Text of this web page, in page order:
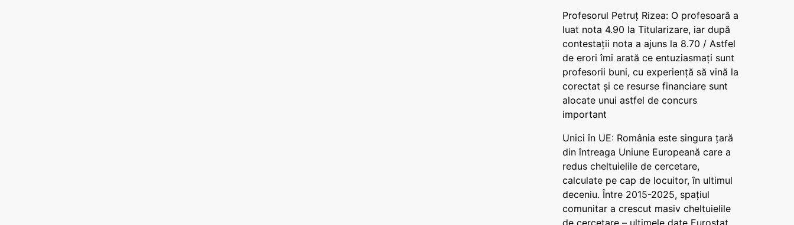
Profesorul Petruț Rizea: O profesoară a
luat nota 4.90 la Titularizare, iar după
contestații nota a ajuns la 8.70 / Astfel
de erori îmi arată ce entuziasmați sunt
profesorii buni, cu experiență să vină la
corectat și ce resurse financiare sunt
alocate unui astfel de concurs
important
Unici în UE: România este singura țară
din întreaga Uniune Europeană care a
redus cheltuielile de cercetare,
calculate pe cap de locuitor, în ultimul
deceniu. Între 2015-2025, spațiul
comunitar a crescut masiv cheltuielile
de cercetare – ultimele date Eurostat